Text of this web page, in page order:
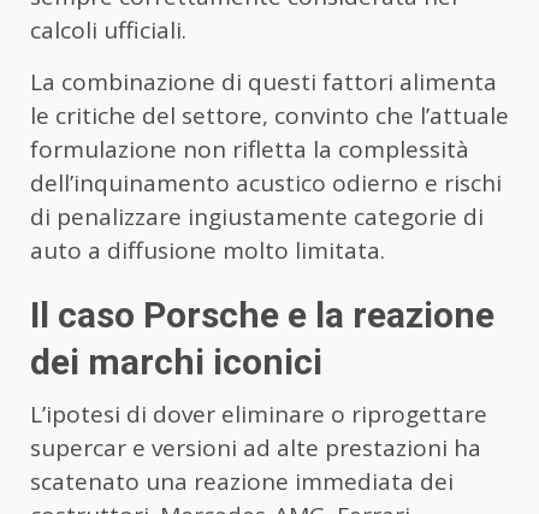
calcoli ufficiali.
La combinazione di questi fattori alimenta
le critiche del settore, convinto che l’attuale
formulazione non rifletta la complessità
dell’inquinamento acustico odierno e rischi
di penalizzare ingiustamente categorie di
auto a diffusione molto limitata.
Il caso Porsche e la reazione
dei marchi iconici
L’ipotesi di dover eliminare o riprogettare
supercar e versioni ad alte prestazioni ha
scatenato una reazione immediata dei